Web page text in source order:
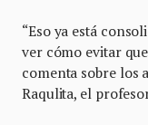
“Eso ya está
ver cómo evitar
comenta sobre los
Raqulita, el